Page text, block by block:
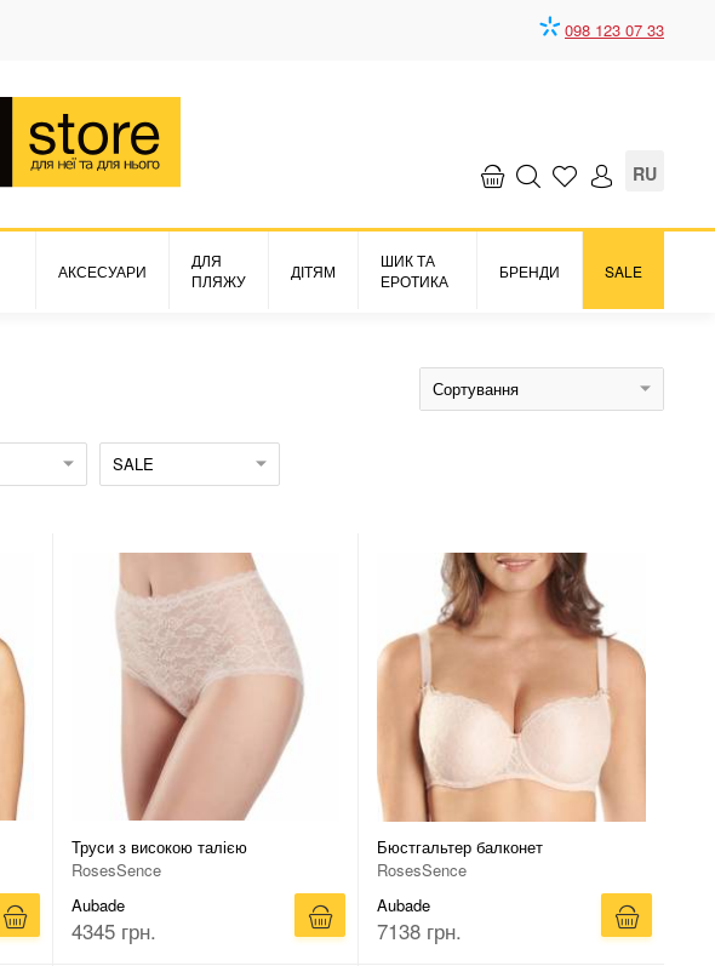
098 123 07 33
RU
АКСЕСУАРИ
ДЛЯ
ПЛЯЖУ
ДІТЯМ
ШИК ТА
ЕРОТИКА
БРЕНДИ SALE
Сортування
SALE
Труси з високою талією
RosesSence
Aubade
4345 грн.
Бюстгальтер балконет
RosesSence
Aubade
7138 грн.